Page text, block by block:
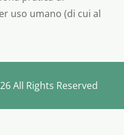
uso umano (di cui al
All Rights Reserved